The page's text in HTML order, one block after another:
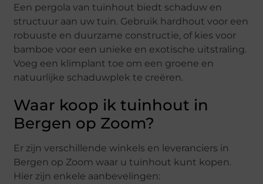
Een pergola van tuinhout biedt schaduw en
structuur aan uw tuin. Gebruik hardhout voor een
robuuste en duurzame constructie, of kies voor
bamboe voor een unieke en exotische uitstraling.
Voeg een klimplant toe om een groene en
natuurlijke schaduwplek te creëren.
Waar koop ik tuinhout in
Bergen op Zoom?
Er zijn verschillende winkels en leveranciers in
Bergen op Zoom waar u tuinhout kunt kopen.
Hier zijn enkele aanbevelingen: